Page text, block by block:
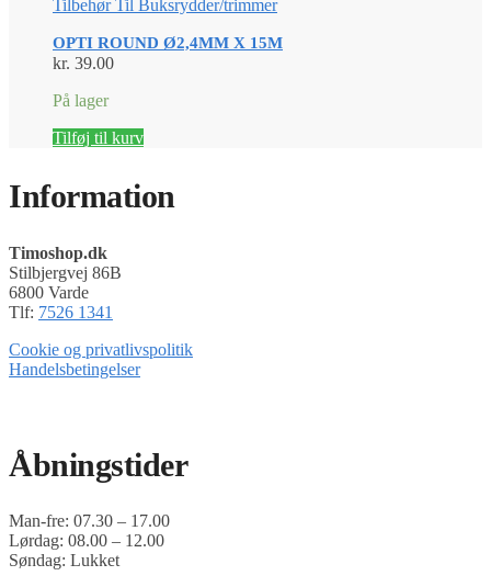
Tilbehør Til Buksrydder/trimmer
OPTI ROUND Ø2,4MM X 15M
kr. 39.00
På lager
Tilføj til kurv
Information
Timoshop.dk
Stilbjergvej 86B
6800 Varde
Tlf: 7526 1341
Cookie og privatlivspolitik
Handelsbetingelser
Åbningstider
Man-fre: 07.30 – 17.00
Lørdag: 08.00 – 12.00
Søndag: Lukket